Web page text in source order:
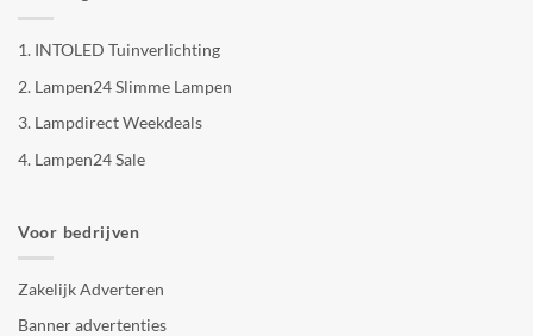
1. INTOLED Tuinverlichting
2. Lampen24 Slimme Lampen
3. Lampdirect Weekdeals
4. Lampen24 Sale
Voor bedrijven
Zakelijk Adverteren
Banner advertenties